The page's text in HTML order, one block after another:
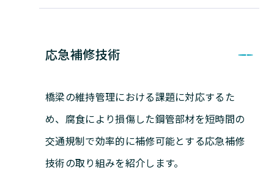
応急補修技術
橋梁の維持管理における課題に対応するた
め、腐食により損傷した鋼管部材を短時間の
交通規制で効率的に補修可能とする応急補修
技術の取り組みを紹介します。